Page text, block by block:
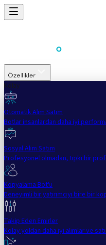
Özellikler
Kolay
Otomatik Alım Satım
Botlar insanlardan daha iyi
Sosyal Alım Satım
Profesyonel olmadan, tıpkı bir
Kopyalama Bot'u
Deneyimli bir yatırımcıyı bire bir
Takip Eden Emirler
Kolay yoldan daha iyi alımlar ve